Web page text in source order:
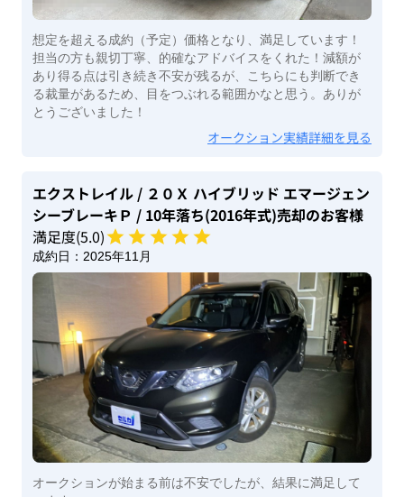
想定を超える成約（予定）価格となり、満足しています！
担当の方も親切丁寧、的確なアドバイスをくれた！減額が
あり得る点は引き続き不安が残るが、こちらにも判断でき
る裁量があるため、目をつぶれる範囲かなと思う。ありが
とうございました！
オークション実績詳細を見る
エクストレイル / ２０Ｘ ハイブリッド エマージェン
シーブレーキＰ / 10年落ち(2016年式)売却のお客様
満足度(5.0)
成約日： 2025年11月
オークションが始まる前は不安でしたが、結果に満足して